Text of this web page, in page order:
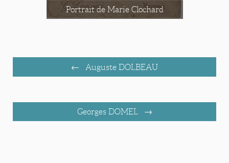
Portrait de Marie Clochard
Auguste DOLBEAU
Georges DOMEL